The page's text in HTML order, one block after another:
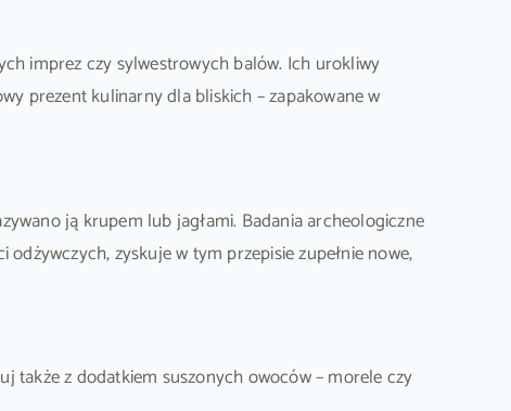
imprez czy sylwestrowych balów. Ich urokliwy
prezent kulinarny dla bliskich – zapakowane w
ją krupem lub jagłami. Badania archeologiczne
zyskuje w tym przepisie zupełnie nowe,
także z dodatkiem suszonych owoców – morele czy